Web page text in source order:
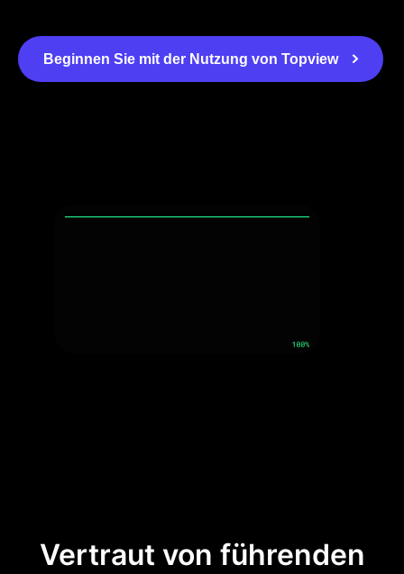
Beginnen Sie mit der Nutzung von Topview
Vertraut von führenden